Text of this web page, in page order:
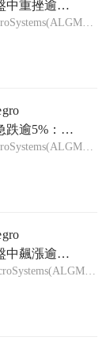
中重挫逾5%
壓抑股價
短線賣壓明顯升
線 KD
急
跌逾5%：技
同步修正
回落。從近期技
盤
中飆漲逾
引買盤回
走勢，短線強勁反